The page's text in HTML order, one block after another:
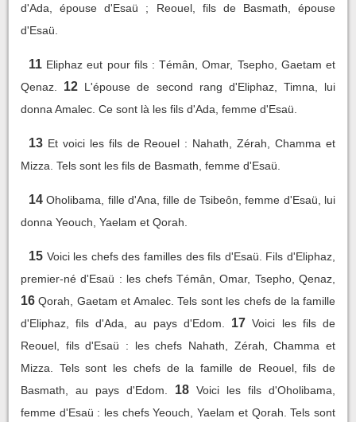
d'Ada, épouse d'Esaü ; Reouel, fils de Basmath, épouse
d'Esaü.
11 Eliphaz eut pour fils : Témân, Omar, Tsepho, Gaetam et
Qenaz.
12 L'épouse de second rang d'Eliphaz, Timna, lui
donna Amalec. Ce sont là les fils d'Ada, femme d'Esaü.
13 Et voici les fils de Reouel : Nahath, Zérah, Chamma et
Mizza. Tels sont les fils de Basmath, femme d'Esaü.
14 Oholibama, fille d'Ana, fille de Tsibeôn, femme d'Esaü, lui
donna Yeouch, Yaelam et Qorah.
15 Voici les chefs des familles des fils d'Esaü. Fils d'Eliphaz,
premier-né d'Esaü : les chefs Témân, Omar, Tsepho, Qenaz,
16 Qorah, Gaetam et Amalec. Tels sont les chefs de la famille
d'Eliphaz, fils d'Ada, au pays d'Edom.
17 Voici les fils de
Reouel, fils d'Esaü : les chefs Nahath, Zérah, Chamma et
Mizza. Tels sont les chefs de la famille de Reouel, fils de
Basmath, au pays d'Edom.
18 Voici les fils d'Oholibama,
femme d'Esaü : les chefs Yeouch, Yaelam et Qorah. Tels sont